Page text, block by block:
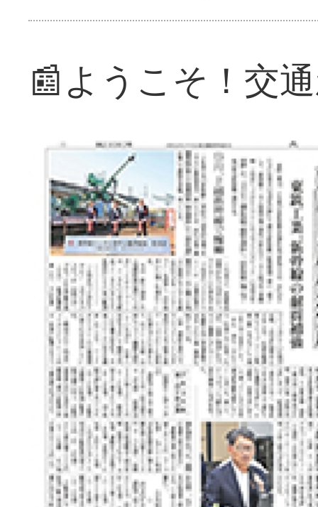
📰ようこそ！交